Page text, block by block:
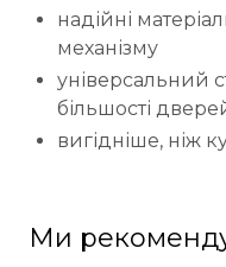
надійні
механізму
універсальний
більшості
вигідніше, ніж
Ми